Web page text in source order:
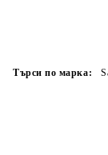
Търси по марка: